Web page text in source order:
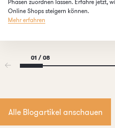
Phasen zuordnen lassen. Erfahre jetzt,
Online Shops steigern können.
Mehr erfahren
01 / 08
Alle Blogartikel anschauen